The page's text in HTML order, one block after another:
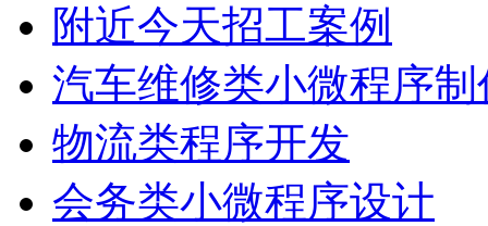
附近今天招工案例
汽车维修类小微程序
物流类程序开发
会务类小微程序设计